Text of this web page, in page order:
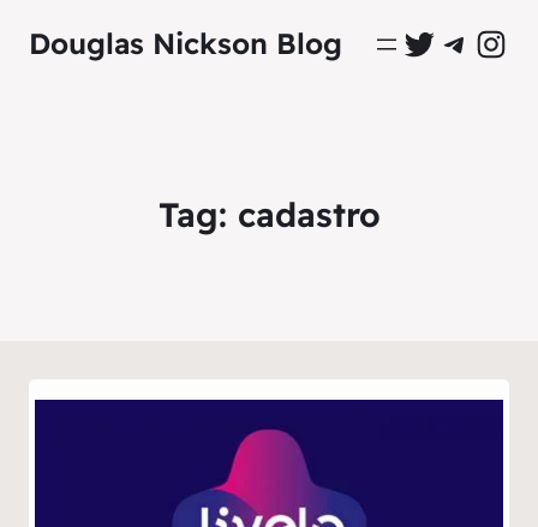
Douglas Nickson Blog Perfil Oficial no Twitter
Grupo Oficial no
Perfil
Tag: cadastro